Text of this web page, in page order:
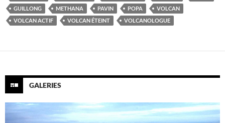
GUILLONG
METHANA PAVIN POPA
VOLCAN
VOLCAN ACTIF
VOLCAN ÉTEINT VOLCANOLOGUE
GALERIES